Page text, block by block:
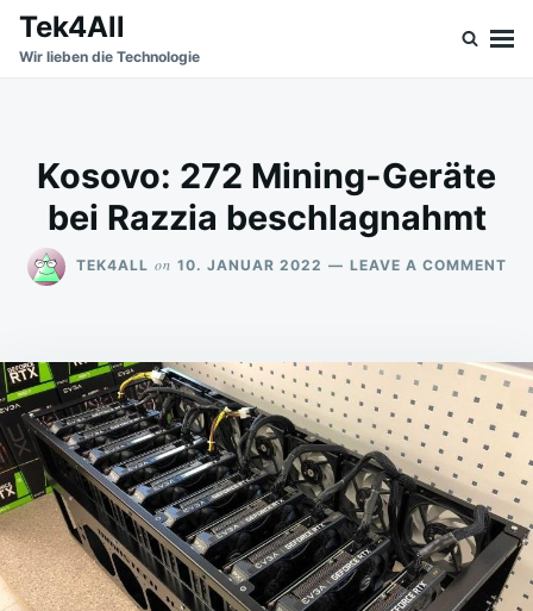
SkipSearch
for:
Tek4All
Wir lieben die Technologie
Kosovo: 272 Mining-Geräte
bei Razzia beschlagnahmt
TEK4ALL on 10. JANUAR 2022 LEAVE A COMMENTON
BEI